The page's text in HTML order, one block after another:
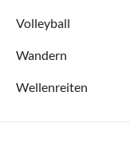
Volleyball
Wandern
Wellenreiten